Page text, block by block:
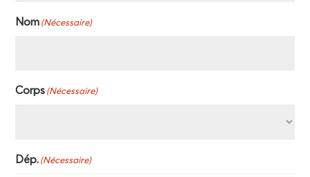
Nom(Néces­saire)
Corps(Néces­saire)
Dép.(Néces­saire)